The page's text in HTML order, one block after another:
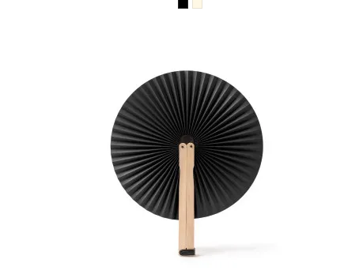
NegroNatural